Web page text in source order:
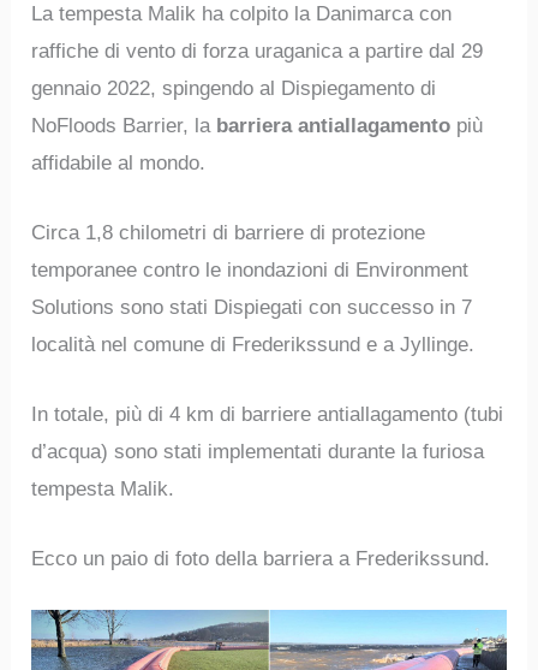
La tempesta Malik ha colpito la Danimarca con
raffiche di vento di forza uraganica a partire dal 29
gennaio 2022, spingendo al Dispiegamento di
NoFloods Barrier, la barriera antiallagamento più
affidabile al mondo.
Circa 1,8 chilometri di barriere di protezione
temporanee contro le inondazioni di Environment
Solutions sono stati Dispiegati con successo in 7
località nel comune di Frederikssund e a Jyllinge.
In totale, più di 4 km di barriere antiallagamento (tubi
d’acqua) sono stati implementati durante la furiosa
tempesta Malik.
Ecco un paio di foto della barriera a Frederikssund.